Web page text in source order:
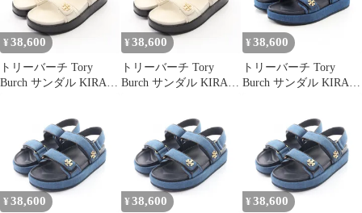
¥ 38,600
トリーバーチ Tory
Burch サンダル KIRA
レザー サンダル レディ
ース 新品
¥ 38,600
トリーバーチ Tory
Burch サンダル KIRA
レザー サンダル レディ
ース 新品
¥ 38,600
トリーバーチ Tory
Burch サンダル KIRA
ダル レディース 新品
¥ 38,600 ¥ 38,600 ¥ 38,600